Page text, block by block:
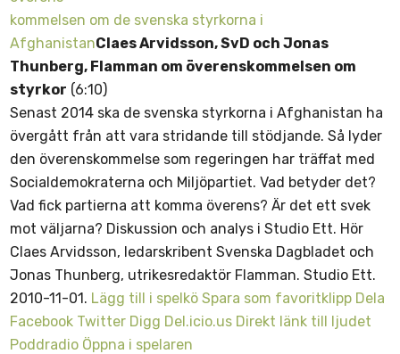
kommelsen om de svenska styrkorna i
AfghanistanClaes Arvidsson, SvD och Jonas
Thunberg, Flamman om överenskommelsen om
styrkor (6:10)
Senast 2014 ska de svenska styrkorna i Afghanistan ha
övergått från att vara stridande till stödjande. Så lyder
den överenskommelse som regeringen har träffat med
Socialdemokraterna och Miljöpartiet. Vad betyder det?
Vad fick partierna att komma överens? Är det ett svek
mot väljarna? Diskussion och analys i Studio Ett. Hör
Claes Arvidsson, ledarskribent Svenska Dagbladet och
Jonas Thunberg, utrikesredaktör Flamman. Studio Ett.
2010-11-01. Lägg till i spelkö Spara som favoritklipp Dela
Facebook Twitter Digg Del.icio.us Direkt länk till ljudet
Poddradio Öppna i spelaren